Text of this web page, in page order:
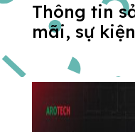
Thông tin
mãi, sự kiện